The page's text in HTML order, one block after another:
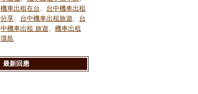
機車出租在台
台中機車出租
分享
台中機車出租旅遊
台
中機車出租 旅遊
機車出租
環島
最新回應